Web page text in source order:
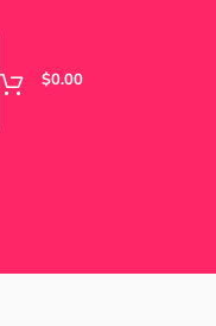
$0.00